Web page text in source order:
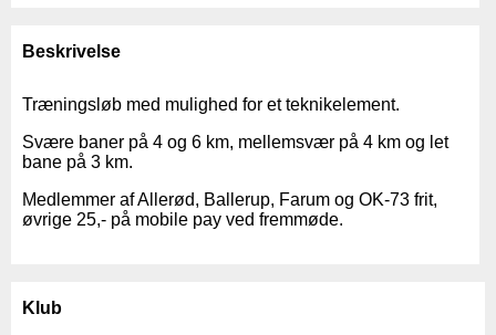
Beskrivelse
Træningsløb med mulighed for et teknikelement.
Svære baner på 4 og 6 km, mellemsvær på 4 km og let
bane på 3 km.
Medlemmer af Allerød, Ballerup, Farum og OK-73 frit,
øvrige 25,- på mobile pay ved fremmøde.
Klub